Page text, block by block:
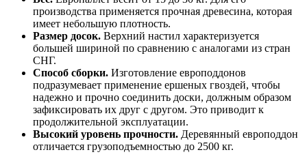
производства применяется прочная древесина, которая
имеет небольшую плотность.
Размер досок. Верхний настил характеризуется
большей шириной по сравнению с аналогами из стран
СНГ.
Способ сборки. Изготовление европоддонов
подразумевает применение ершеных гвоздей, чтобы
надежно и прочно соединить доски, должным образом
зафиксировать их друг с другом. Это приводит к
продолжительной эксплуатации.
Высокий уровень прочности. Деревянный европоддон
отличается грузоподъемностью до 2500 кг.